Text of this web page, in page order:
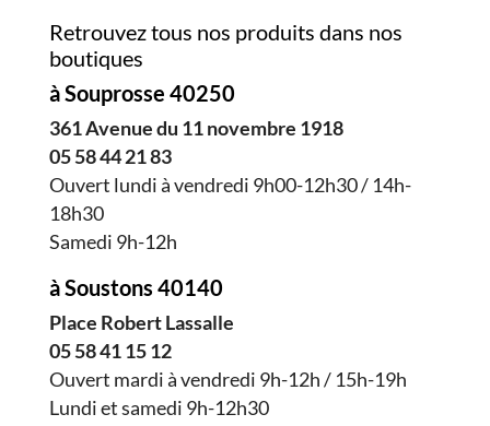
Retrouvez tous nos produits dans nos
boutiques
à Souprosse 40250
361 Avenue du 11 novembre 1918
05 58 44 21 83
Ouvert lundi à vendredi 9h00-12h30 / 14h-
18h30
Samedi 9h-12h
à Soustons 40140
Place Robert Lassalle
05 58 41 15 12
Ouvert mardi à vendredi 9h-12h / 15h-19h
Lundi et samedi 9h-12h30